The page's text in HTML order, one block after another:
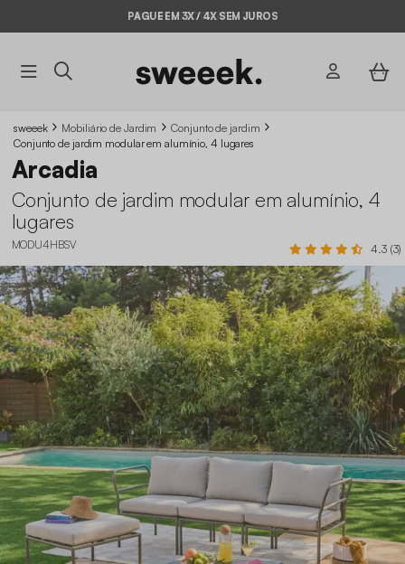
BYE BYE STOCK ATÉ -70%*
PAGUE EM 3X / 4X SEM JUROS
sweeek Mobiliário de Jardim
Conjunto de jardim
Conjunto de jardim modular em alumínio, 4 lugares
Arcadia
Conjunto de jardim modular em alumínio, 4
lugares
MODU4HBSV 4.3 (3)